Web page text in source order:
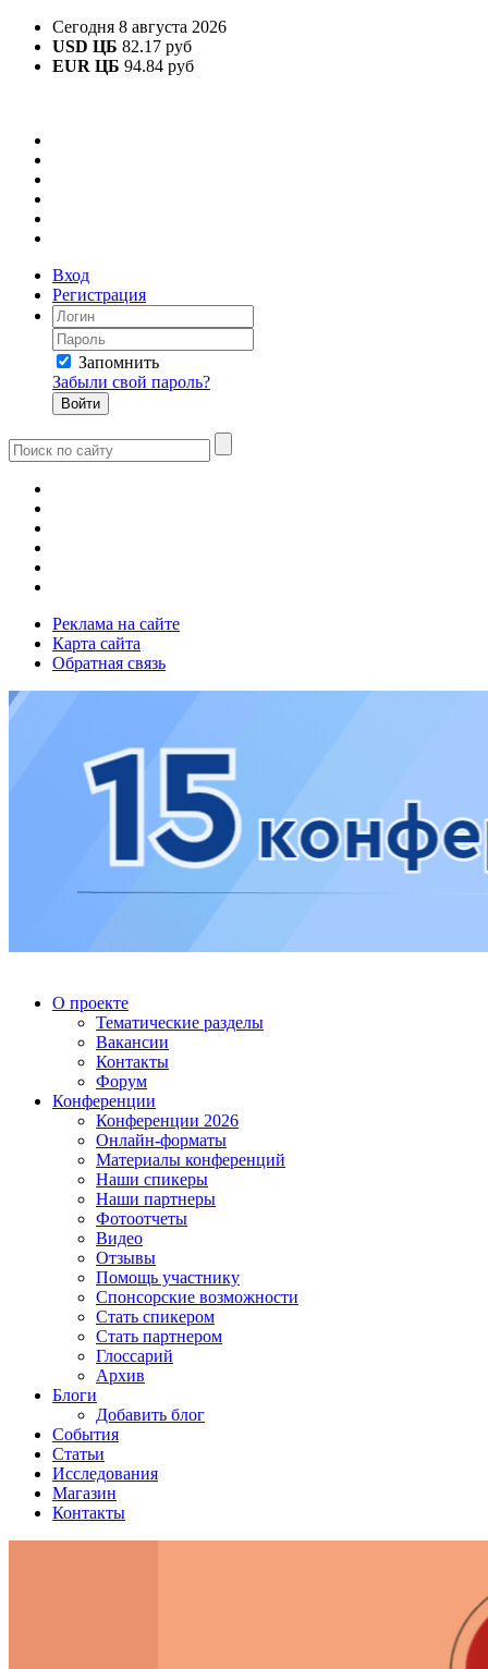
Сегодня 8 августа 2026
USD ЦБ 82.17 руб
EUR ЦБ 94.84 руб
Вход
Регистрация
Запомнить
Забыли свой пароль?
Реклама на сайте
Карта сайта
Обратная связь
О проекте
Тематические разделы
Вакансии
Контакты
Форум
Конференции
Конференции 2026
Онлайн-форматы
Материалы конференций
Наши спикеры
Наши партнеры
Фотоотчеты
Видео
Отзывы
Помощь участнику
Спонсорские возможности
Стать спикером
Стать партнером
Глоссарий
Архив
Блоги
Добавить блог
События
Статьи
Исследования
Магазин
Контакты